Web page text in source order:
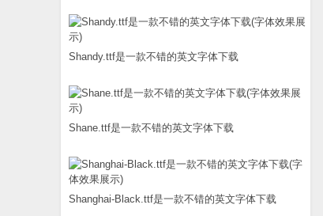
Shandy.ttf是一款不错的英文字体下载
Shane.ttf是一款不错的英文字体下载
Shanghai-Black.ttf是一款不错的英文字体下载